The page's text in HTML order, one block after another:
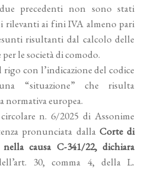
precedenti non sono stati
rilevanti ai fini IVA almeno pari
risultanti dal calcolo delle
le società di comodo.
rigo con l’indicazione del codice
“situazione” che risulta
normativa europea.
n. 6/2025 di Assonime
pronunciata dalla Corte di
causa C-341/22, dichiara
30, comma 4, della L.